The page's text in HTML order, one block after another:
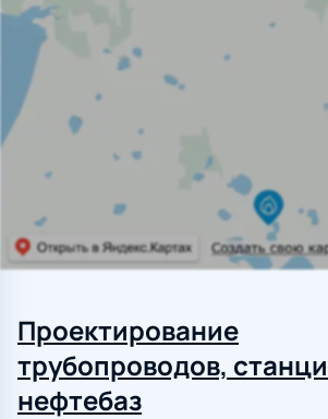
Проектирование
трубопроводов,
нефтебаз